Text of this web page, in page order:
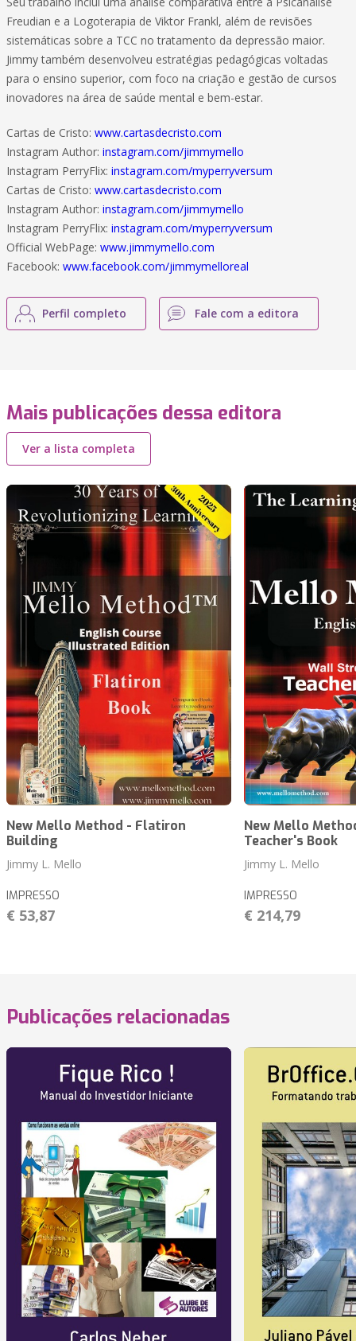
Freudian e a Logoterapia de Viktor Frankl, além de revisões
sistemáticas sobre a TCC no tratamento da depressão maior.
Jimmy também desenvolveu estratégias pedagógicas voltadas
para o ensino superior, com foco na criação e gestão de cursos
inovadores na área de saúde mental e bem-estar.
Cartas de Cristo: www.cartasdecristo.com
Instagram Author: instagram.com/jimmymello
Instagram PerryFlix: instagram.com/myperryversum
Cartas de Cristo: www.cartasdecristo.com
Instagram Author: instagram.com/jimmymello
Instagram PerryFlix: instagram.com/myperryversum
Official WebPage: www.jimmymello.com
Facebook: www.facebook.com/jimmymelloreal
Perfil completo Fale com a editora
Mais publicações dessa editora
Ver a lista completa
New Mello Method - Flatiron
Building
Jimmy L. Mello
IMPRESSO
€ 53,87
New Mello
Teacher's Book
Jimmy L. Mello
IMPRESSO
€ 214,79
Publicações relacionadas